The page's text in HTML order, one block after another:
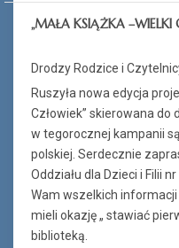
„MAŁA KSIĄŻKA –WIELKI
Drodzy Rodzice i
Ruszyła nowa edycja
Człowiek” skierowana
w tegorocznej kampanii
polskiej. Serdecznie
Oddziału dla Dzieci i Filii
Wam wszelkich informacji
mieli okazję „ stawiać
biblioteką.